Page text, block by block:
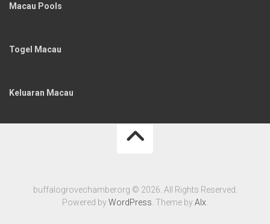
Macau Pools
Togel Macau
Keluaran Macau
buffalogrovechamberorg © 2026. All Rights Reserved.
Powered byWordPress . Theme byAlx